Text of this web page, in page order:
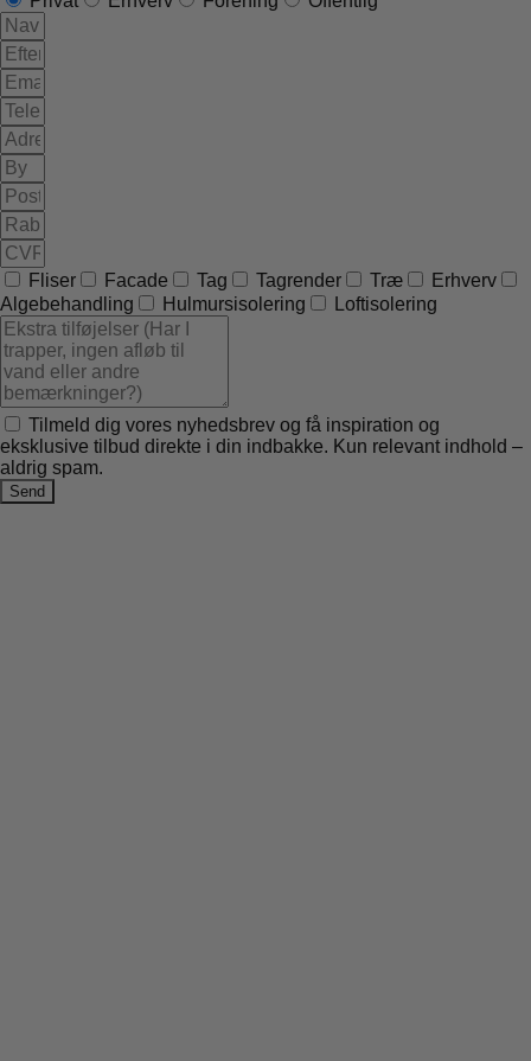
Fliser Facade Tag Tagrender Træ
Erhverv
Algebehandling
Hulmursisolering Loftisolering
Tilmeld dig vores nyhedsbrev og få inspiration og
eksklusive tilbud direkte i din indbakke. Kun relevant indhold –
aldrig spam.
Send